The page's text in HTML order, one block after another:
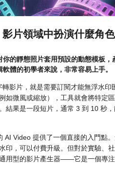
片領域中扮演什麼角
的靜態照片套用預設的動態模板
體的初學者來說，非常容易上手。
影片，就是需要訂閱才能無浮水印
如微風或縮放），工具就會將特定
結果是一段短片，通常 3 到 10 秒
Video 提供了一個直接的入門點
印，可以付費升級。但對於實驗、
用型的影片產生器——它是一個專注